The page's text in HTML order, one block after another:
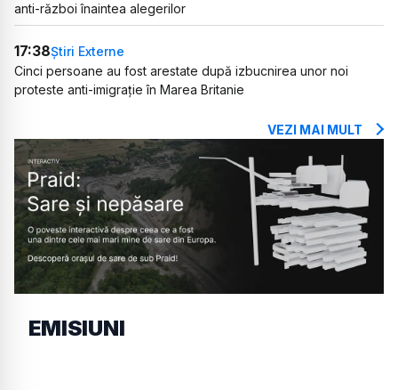
anti-război înaintea alegerilor
17:38Știri Externe
Cinci persoane au fost arestate după izbucnirea unor noi
proteste anti-imigrație în Marea Britanie
VEZI MAI MULT
EMISIUNI